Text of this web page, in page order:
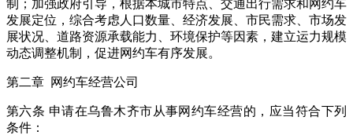
制；加强政府引导，根据本城市特点、交通出行需求和网约车
发展定位，综合考虑人口数量、经济发展、市民需求、市场发
展状况、道路资源承载能力、环境保护等因素，建立运力规模
动态调整机制，促进网约车有序发展。
第二章 网约车经营公司
第六条 申请在乌鲁木齐市从事网约车经营的，应当符合下列
条件：